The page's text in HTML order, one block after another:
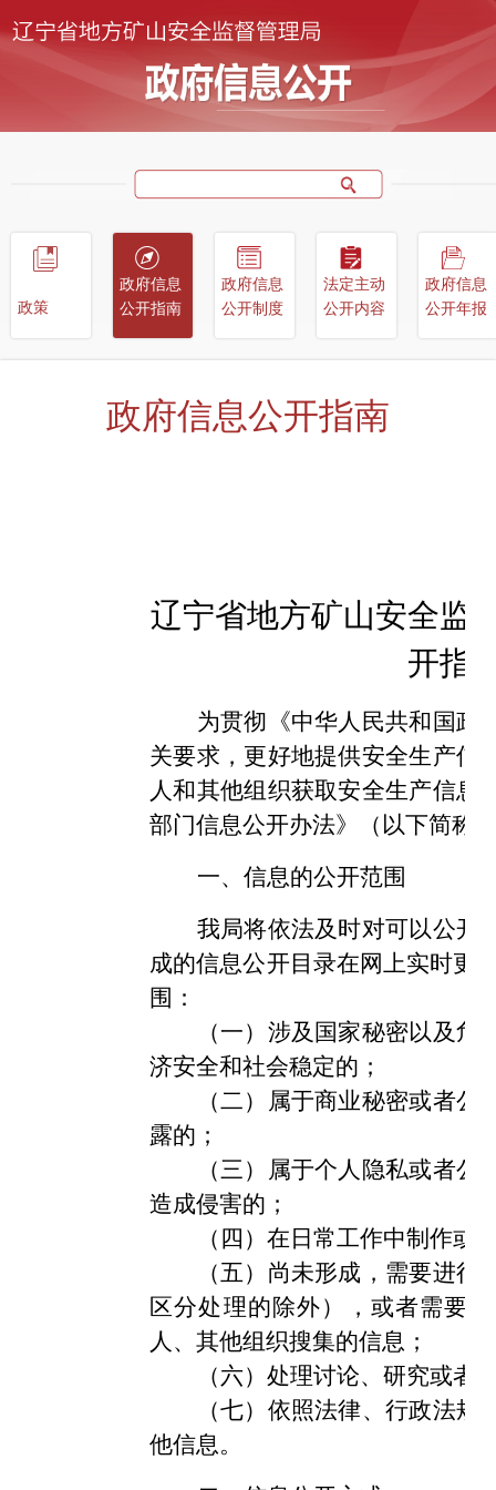
政策
政府信息
公开指南
政府信息
公开制度
法定主动
公开内容
政府信息
公开年报
政府信息公开指南
辽宁省地方矿山安全监
开指
为贯彻《中华人民共和国政
关要求，更好地提供安全生产信
人和其他组织获取安全生产信息
部门信息公开办法》（以下简称
一、信息的公开范围
我局将依法及时对可以公开
成的信息公开目录在网上实时更
围：
（一）涉及国家秘密以及
济安全和社会稳定的；
（二）属于商业秘密或者
露的；
（三）属于个人隐私或者
造成侵害的；
（四）在日常工作中制作或
（五）尚未形成，需要进
区分处理的除外），或者需要
人、其他组织搜集的信息；
（六）处理讨论、研究或者
（七）依照法律、行政法
他信息。